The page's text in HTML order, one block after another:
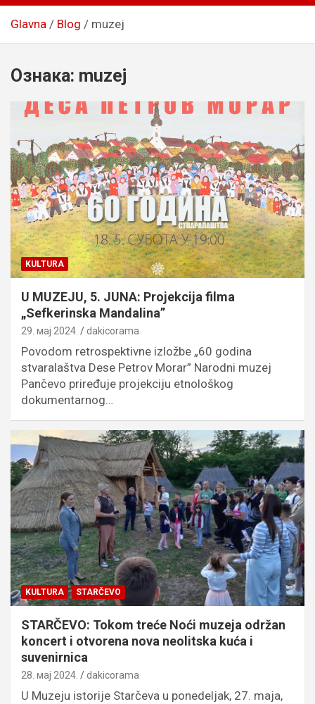
Glavna Blog muzej
Ознака: muzej
KULTURA
U MUZEJU, 5. JUNA: Projekcija filma
„Sefkerinska Mandalina”
29. мај 2024. dakicorama
Povodom retrospektivne izložbe „60 godina
stvaralaštva Dese Petrov Morar” Narodni muzej
Pančevo priređuje projekciju etnološkog
dokumentarnog…
KULTURA STARČEVO
STARČEVO: Tokom treće Noći muzeja održan
koncert i otvorena nova neolitska kuća i
suvenirnica
28. мај 2024. dakicorama
U Muzeju istorije Starčeva u ponedeljak, 27. maja,